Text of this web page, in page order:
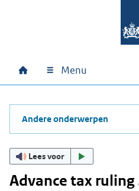
Hoofdnavigatie
Home Menu
Andere onderwerpen
Lees voor
Advance tax ruling